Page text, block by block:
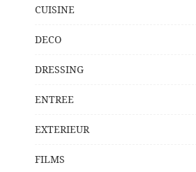
CUISINE
DECO
DRESSING
ENTREE
EXTERIEUR
FILMS